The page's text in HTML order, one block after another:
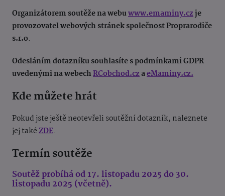
Organizátorem soutěže na webuwww.emaminy.czje
provozovatel webových stránek společnost Proprarodiče
s.r.o.
Odesláním dotazníku souhlasíte s podmínkami GDPR
uvedenými na webechRCobchod.czaeMaminy.cz.
Kde můžete hrát
Pokud jste ještě neotevřeli soutěžní dotazník, naleznete
jej takéZDE.
Termín soutěže
Soutěž probíhá od 17. listopadu 2025 do 30.
listopadu 2025 (včetně).